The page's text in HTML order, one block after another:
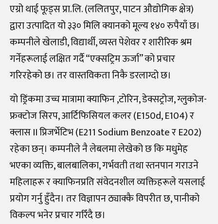
एग्रो थाई फूड्स प्रा.लि. (ललितपुर, पाटन औद्योगिक क्षेत्र)
द्वारा उत्पादित यो ३३० मिलि क्यानको मूल्य १४० रुपैयाँ छ।
कम्पनीले खेलाडी, विद्यार्थी, व्यस्त पेशेवर र शारीरिक श्रम
गर्नेहरूलाई लक्षित गर्दै “एक्सट्रिम ऊर्जा” को प्रचार
गरिरहेको छ। तर वास्तविकता निकै डरलाग्दो छ।
यो ड्रिंकमा उच्च मात्रामा क्याफिन ,टोरिन, डेक्सट्रोज, ग्लुकोज-
फ्रक्टोज सिरप, आर्टिफिसियल कलर (E150d, E104) र
क्लास II प्रिजर्भेटिभ (E211 Sodium Benzoate र E202)
रहेका छन्। कम्पनीले नै लेबलमा लेखेको छ कि मधुमेह
भएका व्यक्ति, बालबालिका, गर्भवती तथा स्तनपान गराउने
महिलाहरू र क्याफिनप्रति संवेदनशील व्यक्तिहरूले यसलाई
प्रयोग गर्नु हुँदैन। तर विज्ञापन ठ्याक्कै विपरीत छ, पानीको
विकल्प भनेर प्रचार गरिँदै छ।